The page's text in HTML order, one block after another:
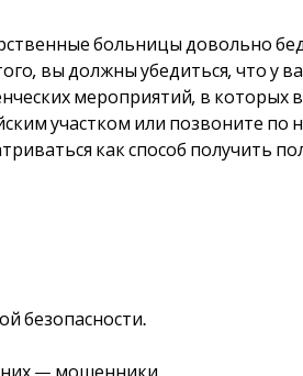
больницы довольно
вы должны убедиться, что у
мероприятий, в которых
участком или позвоните
как способ получить
безопасности.